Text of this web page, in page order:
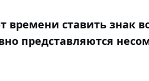
времени ставить знак
представляются